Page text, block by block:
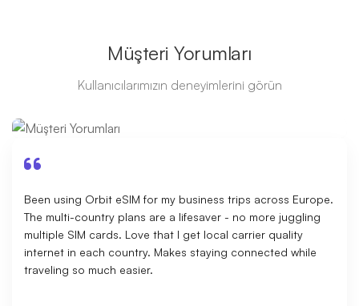
Müşteri Yorumları
Kullanıcılarımızın deneyimlerini görün
Been using Orbit eSIM for my business trips across Europe.
The multi-country plans are a lifesaver - no more juggling
multiple SIM cards. Love that I get local carrier quality
internet in each country. Makes staying connected while
traveling so much easier.